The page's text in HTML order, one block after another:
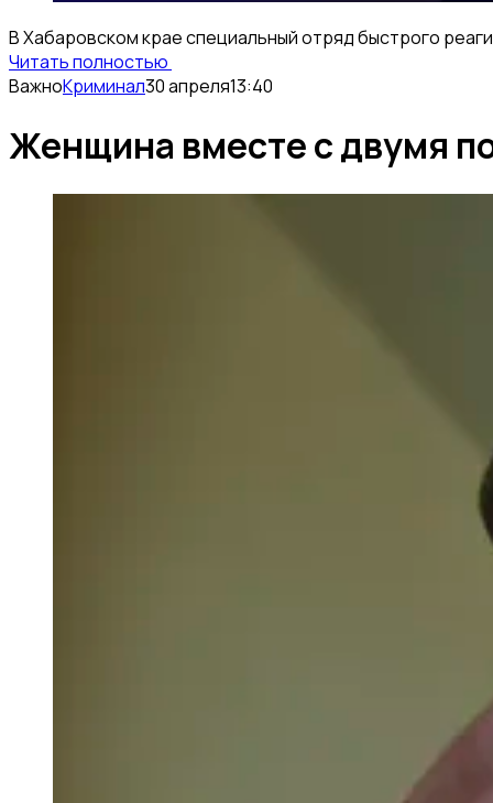
В Хабаровском крае специальный отряд быстрого
Читать полностью
ВажноКриминал30 апреля13:40
Женщина вместе с двумя